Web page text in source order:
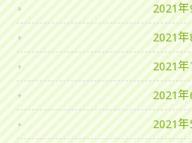
2021年
2021年
2021年
2021年
2021年